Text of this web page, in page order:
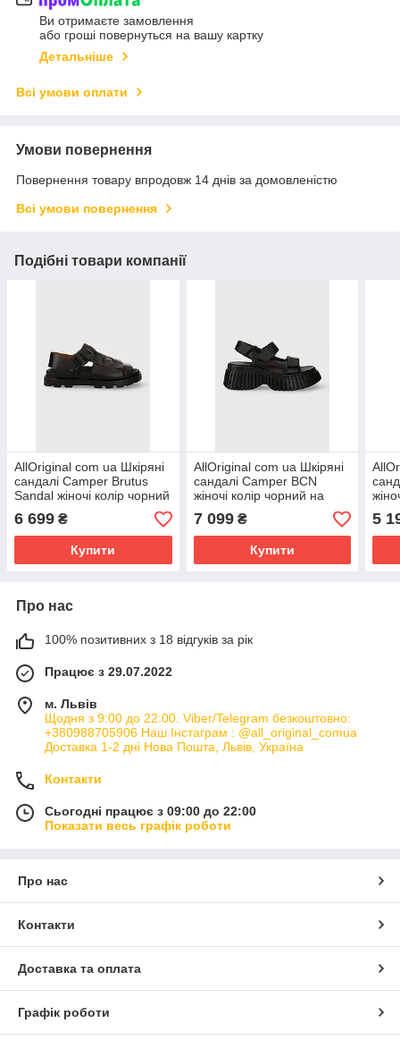
Ви отримаєте замовлення
або гроші повернуться на вашу картку
Детальніше
Всі умови оплати
Умови повернення
Повернення товару впродовж 14 днів за домовленістю
Всі умови повернення
Подібні товари компанії
AllOriginal com ua Шкіряні
сандалі Camper Brutus
Sandal жіночі колір чорний
K201397.005 РОЗМІРИ
ЗАПИТУЙТЕ
6 699 ₴
Купити
AllOriginal com ua Шкіряні
сандалі Camper BCN
жіночі колір чорний на
платформі K201511.005
РОЗМІРИ ЗАПИТУЙТЕ
7 099₴
Купити
5
Про нас
100% позитивних з 18 відгуків за рік
Працює з 29.07.2022
м. Львів
Щодня з 9:00 до 22:00. Viber/Telegram безкоштовно:
+380988705906 Наш Інстаграм : @all_original_comua
Доставка 1-2 дні Нова Пошта, Львів, Україна
Контакти
Сьогодні працює з 09:00 до 22:00
Показати весь графік роботи
Про нас
Контакти
Доставка та оплата
Графік роботи